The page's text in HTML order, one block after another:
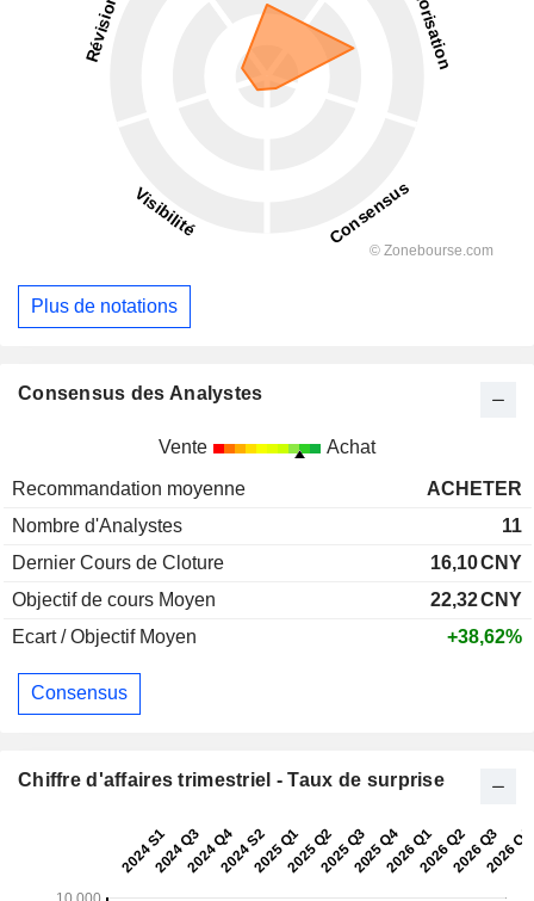
Plus de notations
Consensus des Analystes
Vente Achat
Recommandation moyenne
ACHETER
Nombre d'Analystes
11
Dernier Cours de Cloture
16,10CNY
Objectif de cours Moyen
22,32CNY
Ecart / Objectif Moyen
+38,62%
Consensus
Chiffre d'affaires trimestriel - Taux de surprise